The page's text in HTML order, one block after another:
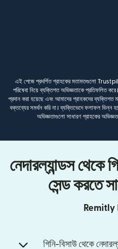
এই পেজে প্রদর্শিত গ্রাহকের মতামতগুলো
পরিষেবা নিয়ে ব্যক্তিগত অভিজ্ঞতাকে প্রতিফলিত
প্রদান করা হয়েছে এবং আমাদের গ্রাহকদের ব্যক্তিগত
বক্তব্যের সমর্থন করি না। ব্যক্তিভেদে ফলাফল ভিন্ন
অভিজ্ঞতাগুলো সাধারণ গ্রাহকের
নেদারল্যান্ডস থেকে
সেন্ড করতে
Remitly
গিনি-বিসাউ থেকে